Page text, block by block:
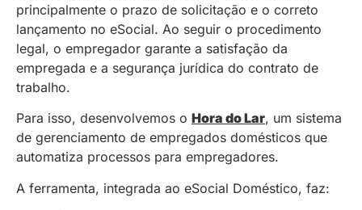
principalmente o prazo de solicitação e o correto
lançamento no eSocial. Ao seguir o procedimento
legal, o empregador garante a satisfação da
empregada e a segurança jurídica do contrato de
trabalho.
Para isso, desenvolvemos o Hora do Lar, um sistema
de gerenciamento de empregados domésticos que
automatiza processos para empregadores.
A ferramenta, integrada ao eSocial Doméstico, faz: